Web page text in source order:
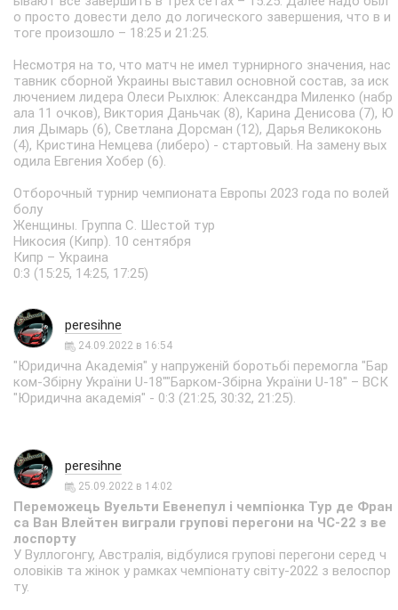
о просто довести дело до логического завершения, что в и
тоге произошло – 18:25 и 21:25.
Несмотря на то, что матч не имел турнирного значения, нас
тавник сборной Украины выставил основной состав, за иск
лючением лидера Олеси Рыхлюк: Александра Миленко (набр
ала 11 очков), Виктория Даньчак (8), Карина Денисова (7), Ю
лия Дымарь (6), Светлана Дорсман (12), Дарья Великоконь
(4), Кристина Немцева (либеро) - стартовый. На замену вых
одила Евгения Хобер (6).
Отборочный турнир чемпионата Европы 2023 года по волей
болу
Женщины. Группа С. Шестой тур
Никосия (Кипр). 10 сентября
Кипр – Украина
0:3 (15:25, 14:25, 17:25)
peresihne
24.09.2022 в 16:54
"Юридична Академія" у напруженiй боротьбі перемогла "Бар
ком-Збірну України U-18""Барком-Збірна України U-18" – ВСК
"Юридична академія" - 0:3 (21:25, 30:32, 21:25).
peresihne
25.09.2022 в 14:02
Переможець Вуельти Евенепул і чемпіонка Тур де Фран
са Ван Влейтен виграли групові перегони на ЧС-22 з ве
лоспорту
У Вуллогонгу, Австралія, відбулися групові перегони серед ч
оловіків та жінок у рамках чемпіонату світу-2022 з велоспор
ту.